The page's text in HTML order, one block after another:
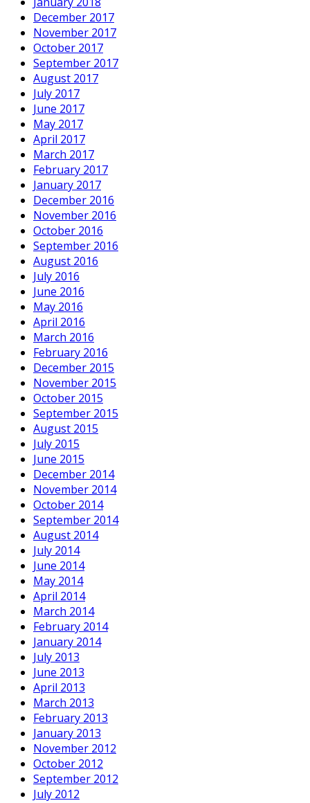
December 2017
November 2017
October 2017
September 2017
August 2017
July 2017
June 2017
May 2017
April 2017
March 2017
February 2017
January 2017
December 2016
November 2016
October 2016
September 2016
August 2016
July 2016
June 2016
May 2016
April 2016
March 2016
February 2016
December 2015
November 2015
October 2015
September 2015
August 2015
July 2015
June 2015
December 2014
November 2014
October 2014
September 2014
August 2014
July 2014
June 2014
May 2014
April 2014
March 2014
February 2014
January 2014
July 2013
June 2013
April 2013
March 2013
February 2013
January 2013
November 2012
October 2012
September 2012
July 2012